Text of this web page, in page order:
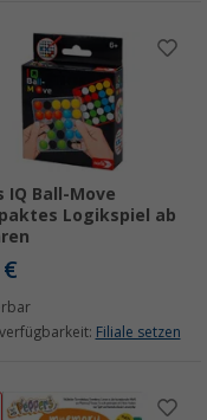
IQ Ball-Move
Logikspiel ab
€
Filiale setzen